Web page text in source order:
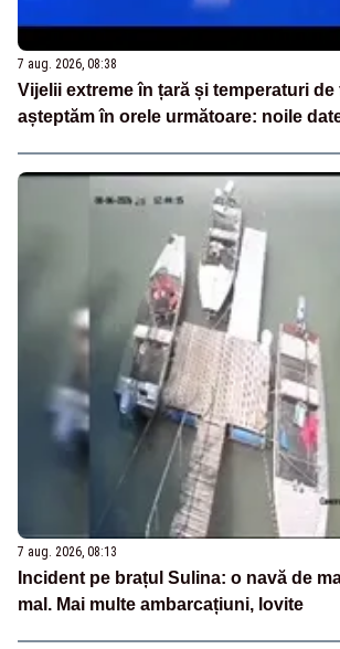
7 aug. 2026, 08:38
Vijelii extreme în țară și temperaturi de
așteptăm în orele următoare: noile
7 aug. 2026, 08:13
Incident pe brațul Sulina: o navă de
mal. Mai multe ambarcațiuni, lovite